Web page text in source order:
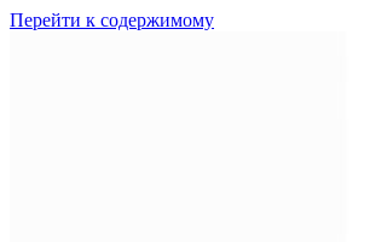
Перейти к содержимому